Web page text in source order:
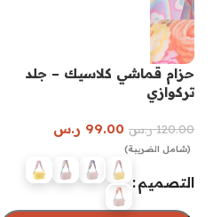
حزام قماشي كلاسيك – جلد
تركوازي
120.00 ر.س 99.00 ر.س
(شامل الضريبة)
التصميم